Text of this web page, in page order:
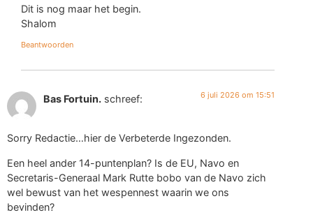
Dit is nog maar het begin.
Shalom
Beantwoorden
Bas Fortuin. schreef: 6 juli 2026 om 15:51
Sorry Redactie…hier de Verbeterde Ingezonden.
Een heel ander 14-puntenplan? Is de EU, Navo en
Secretaris-Generaal Mark Rutte bobo van de Navo zich
wel bewust van het wespennest waarin we ons
bevinden?